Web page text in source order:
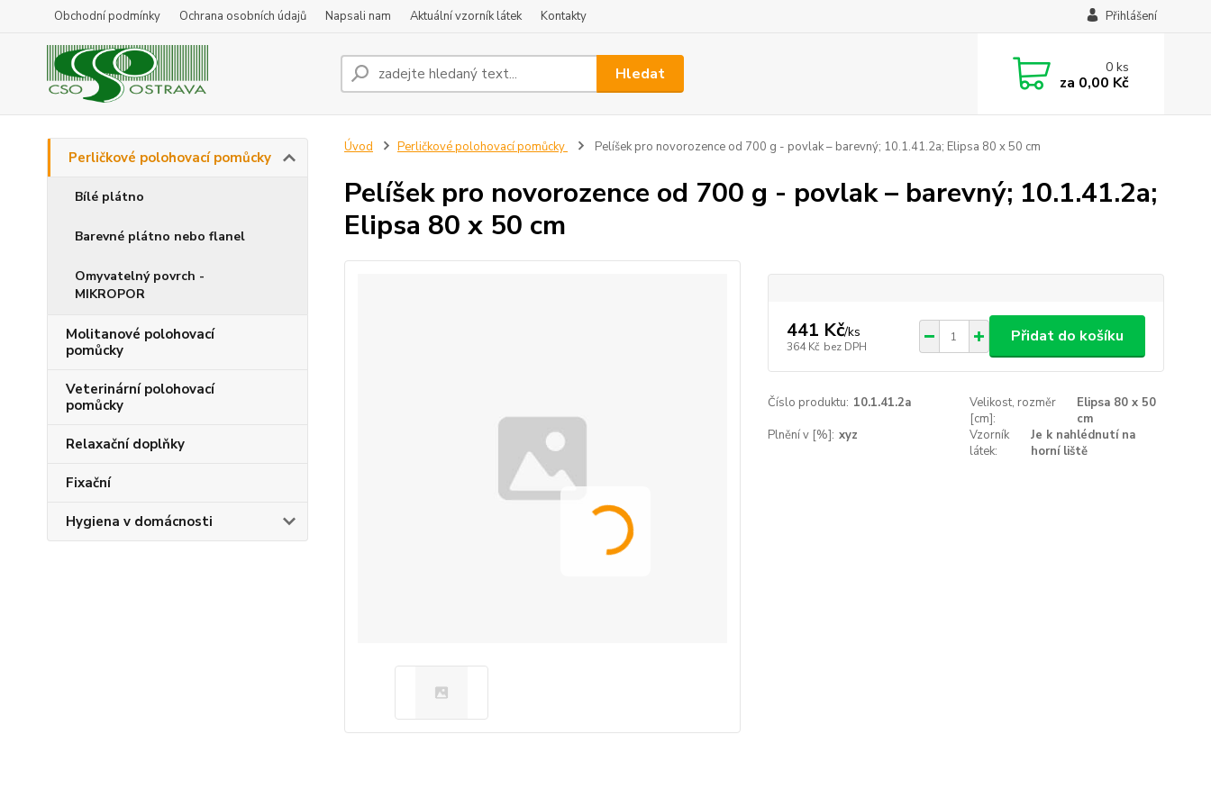
Obchodní podmínky Ochrana osobních údajů Napsali nam Aktuální vzorník látek Kontakty Přihlášení
Hledat 0ks
za 0,00 Kč
Perličkové polohovací pomůcky
Bílé plátno
Barevné plátno nebo flanel
Omyvatelný povrch -
MIKROPOR
Molitanové polohovací
pomůcky
Veterinární polohovací
pomůcky
Relaxační doplňky
Fixační
Hygiena v domácnosti
Úvod Perličkové polohovací pomůcky Pelíšek pro novorozence od 700 g - povlak – barevný; 10.1.41.2a; Elipsa 80 x 50 cm
Pelíšek pro novorozence od 700 g - povlak – barevný; 10.1.41.2a;
Elipsa 80 x 50 cm
441 Kč/ks
364 Kč bez DPH
Přidat do košíku
Číslo produktu: 10.1.41.2a
Velikost, rozměr
[cm]:
Elipsa 80 x 50
cm
Plnění v [%]: xyz
Vzorník
látek:
Je k nahlédnutí na
horní liště